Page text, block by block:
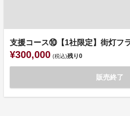
支援コース⑩【1社限定】街灯フ
¥300,000 (税込)残り0
販売終了